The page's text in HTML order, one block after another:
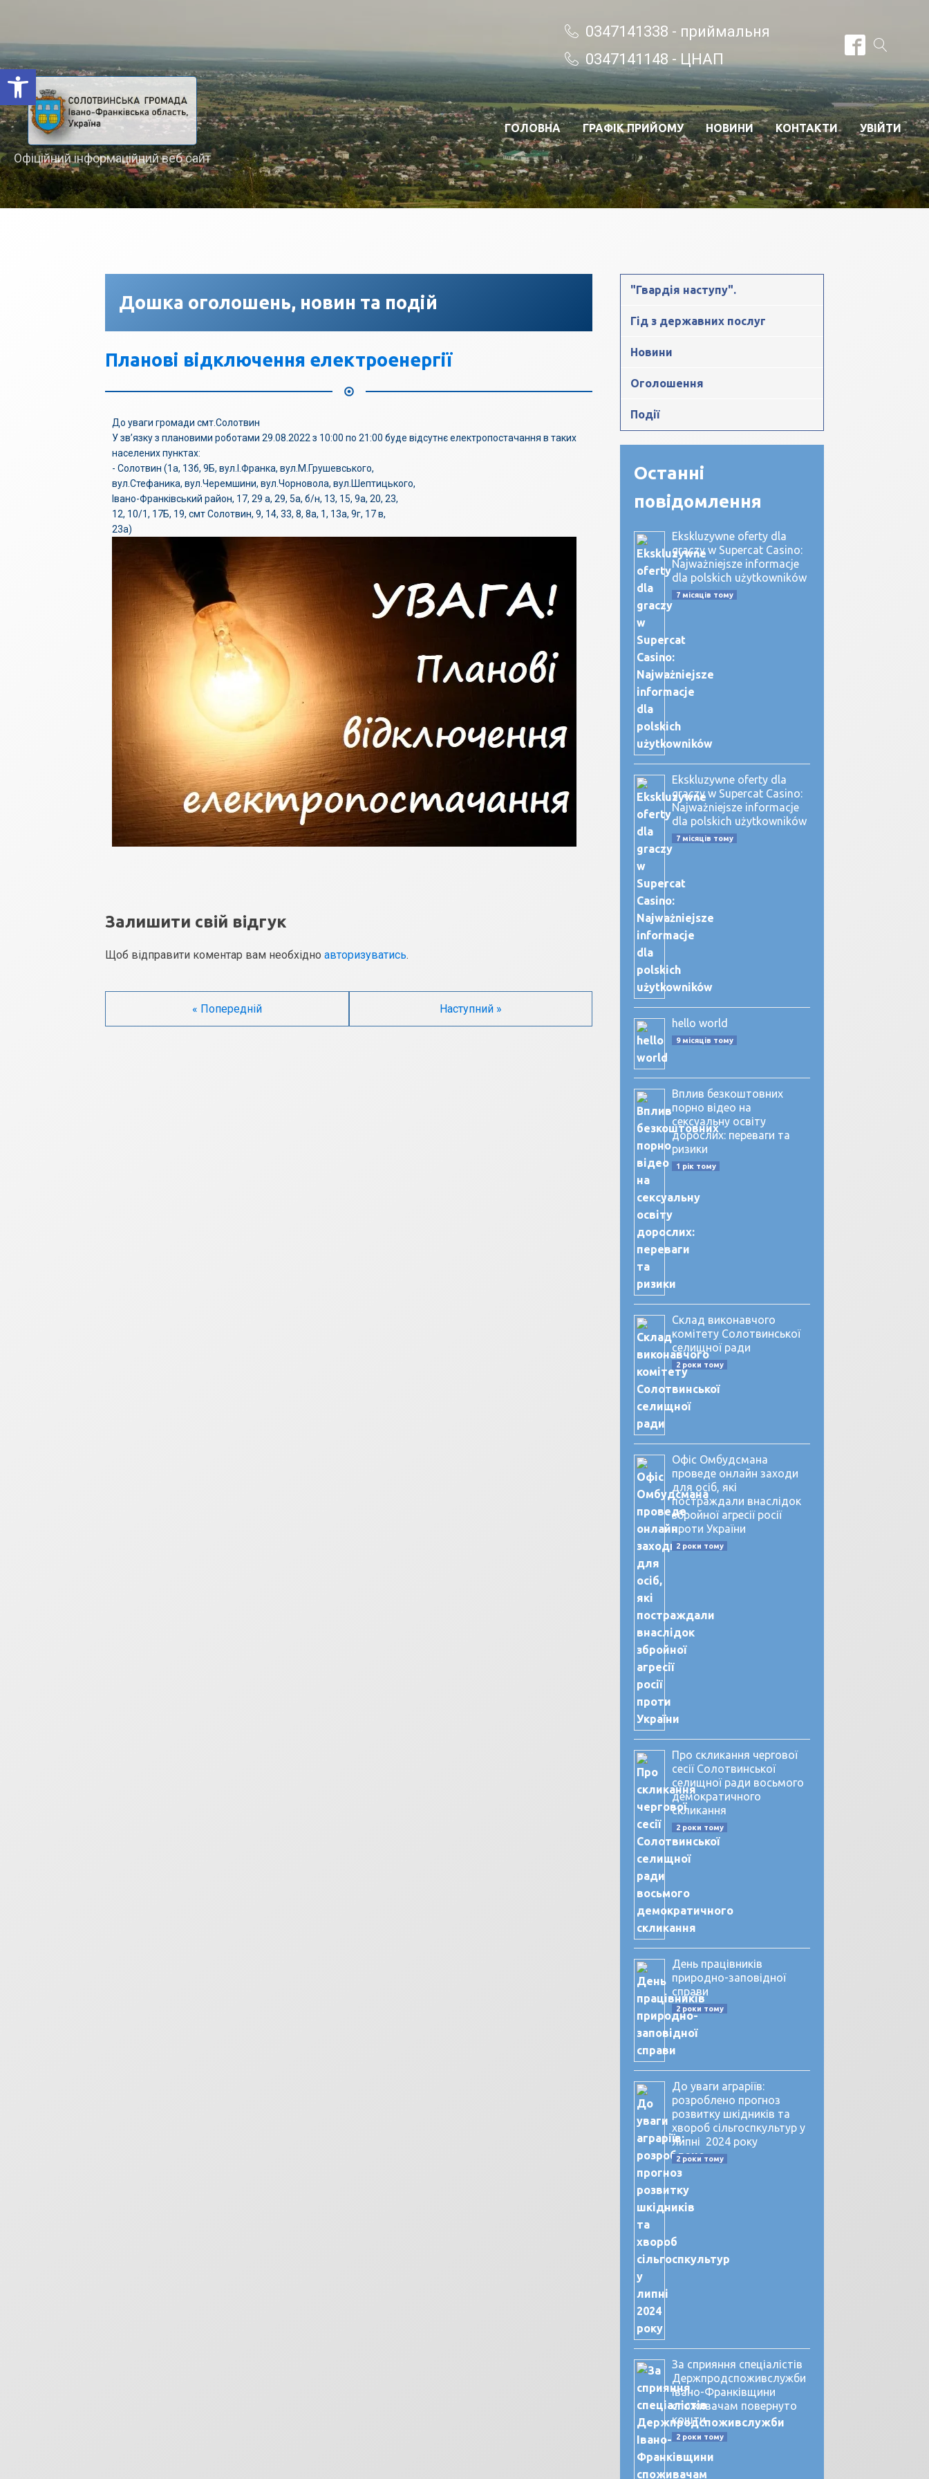
Відкрити Панель інструментів
0347141338 - приймальня
0347141148 - ЦНАП
Офіційний інформаційний веб сайт
ГОЛОВНА ГРАФІК ПРИЙОМУ НОВИНИ КОНТАКТИ УВІЙТИ
Дошка оголошень, новин та подій
Планові відключення електроенергії
До уваги громади смт.Солотвин
У зв’язку з плановими роботами 29.08.2022 з 10:00 по 21:00 буде відсутнє електропостачання в таких
населених пунктах:
- Солотвин (1а, 13б, 9Б, вул.І.Франка, вул.М.Грушевського,
вул.Стефаника, вул.Черемшини, вул.Чорновола, вул.Шептицького,
Івано-Франківський район, 17, 29 а, 29, 5а, б/н, 13, 15, 9а, 20, 23,
12, 10/1, 17Б, 19, смт Солотвин, 9, 14, 33, 8, 8а, 1, 13а, 9г, 17 в,
23а)
Залишити свій відгук
Щоб відправити коментар вам необхідно авторизуватись.
« Попередній Наступний »
"Гвардія наступу".
Гід з державних послуг
Новини
Оголошення
Події
Останні
повідомлення
Ekskluzywne oferty dla
graczy w Supercat Casino:
Najważniejsze informacje
dla polskich użytkowników
7 місяців тому
Ekskluzywne oferty dla
graczy w Supercat Casino:
Najważniejsze informacje
dla polskich użytkowników
7 місяців тому
hello world
9 місяців тому
Вплив безкоштовних
порно відео на
сексуальну освіту
дорослих: переваги та
ризики
1 рік тому
Склад виконавчого
комітету Солотвинської
селищної ради
2 роки тому
Офіс Омбудсмана
проведе онлайн заходи
для осіб, які
постраждали внаслідок
збройної агресії росії
проти України
2 роки тому
Про скликання чергової
сесії Солотвинської
селищної ради восьмого
демократичного
скликання
2 роки тому
День працівників
природно-заповідної
справи
2 роки тому
До уваги аграріїв:
розроблено прогноз
розвитку шкідників та
хвороб сільгоспкультур у
липні 2024 року
2 роки тому
За сприяння спеціалістів
Держпродспоживслужби
Івано-Франківщини
споживачам повернуто
кошти
2 роки тому